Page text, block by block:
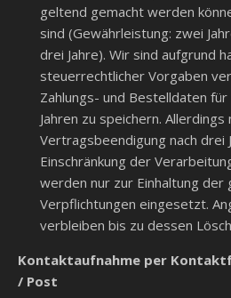
geltend gemacht werden
sind (Gewährleistung: zwei
drei Jahre). Wir sind aufgrund
steuerrechtlicher Vorgaben
Zahlungs- und Bestelldaten
Jahren zu speichern.
Vertragsbeendigung nach drei
Einschränkung der
werden nur zur Einhaltung der
Verpflichtungen eingesetzt.
verbleiben bis zu dessen
Kontaktaufnahme per
/ Post